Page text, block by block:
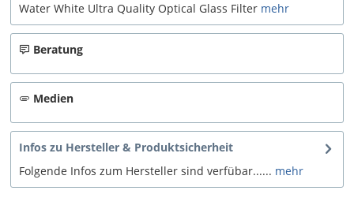
Water White Ultra Quality Optical Glass Filter mehr
Beratung
Medien
Infos zu Hersteller & Produktsicherheit
Folgende Infos zum Hersteller sind verfübar...... mehr